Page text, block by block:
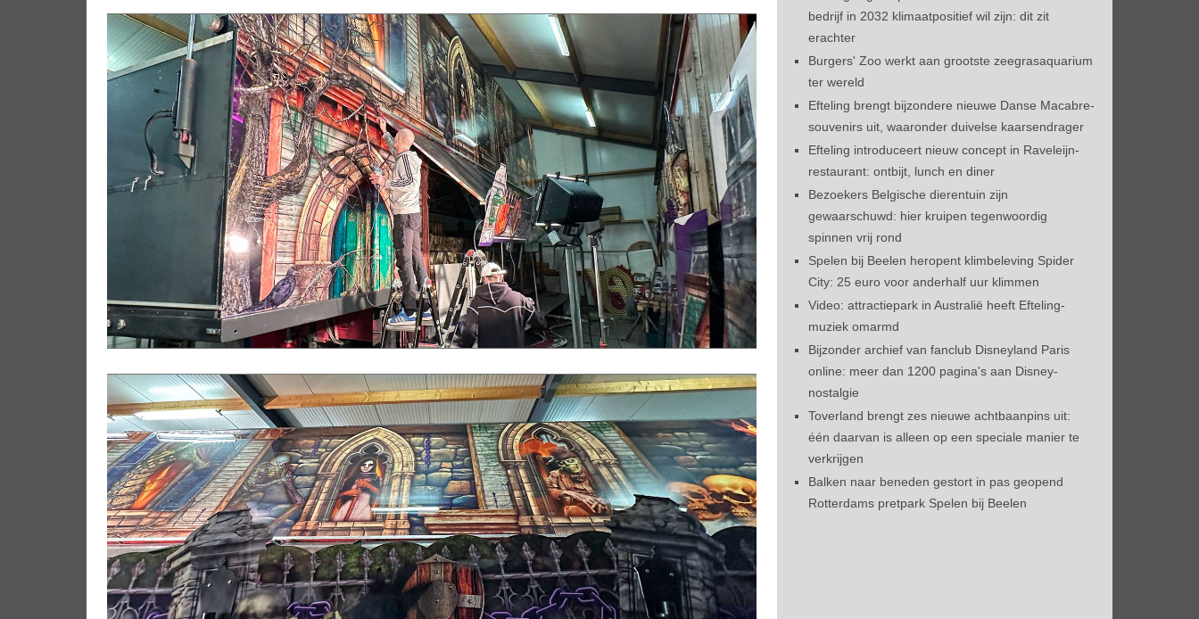
bedrijf in 2032 klimaatpositief wil zijn: dit zit
erachter
Burgers' Zoo werkt aan grootste zeegrasaquarium
ter wereld
Efteling brengt bijzondere nieuwe Danse Macabre-
souvenirs uit, waaronder duivelse kaarsendrager
Efteling introduceert nieuw concept in Raveleijn-
restaurant: ontbijt, lunch en diner
Bezoekers Belgische dierentuin zijn
gewaarschuwd: hier kruipen tegenwoordig
spinnen vrij rond
Spelen bij Beelen heropent klimbeleving Spider
City: 25 euro voor anderhalf uur klimmen
Video: attractiepark in Australië heeft Efteling-
muziek omarmd
Bijzonder archief van fanclub Disneyland Paris
online: meer dan 1200 pagina's aan Disney-
nostalgie
Toverland brengt zes nieuwe achtbaanpins uit:
één daarvan is alleen op een speciale manier te
verkrijgen
Balken naar beneden gestort in pas geopend
Rotterdams pretpark Spelen bij Beelen